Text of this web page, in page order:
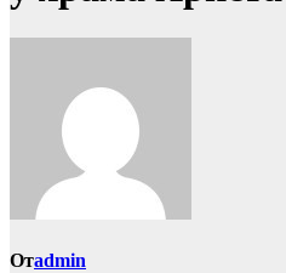
Отadmin